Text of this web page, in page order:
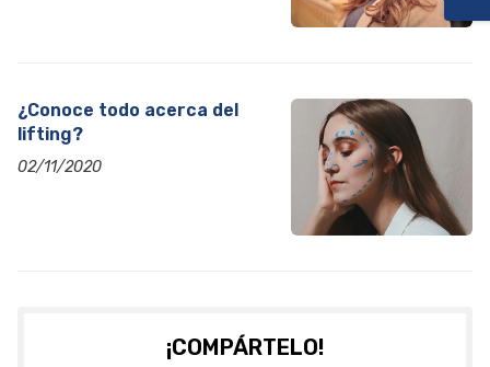
¿Conoce todo acerca del
lifting?
02/11/2020
¡COMPÁRTELO!